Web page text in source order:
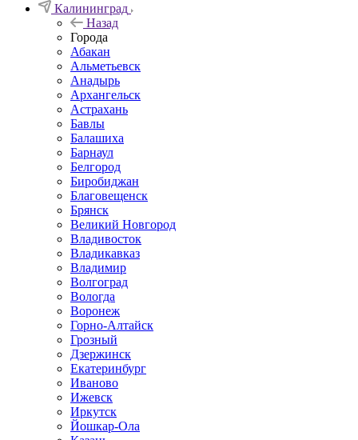
Калининград
Назад
Города
Абакан
Альметьевск
Анадырь
Архангельск
Астрахань
Бавлы
Балашиха
Барнаул
Белгород
Биробиджан
Благовещенск
Брянск
Великий Новгород
Владивосток
Владикавказ
Владимир
Волгоград
Вологда
Воронеж
Горно-Алтайск
Грозный
Дзержинск
Екатеринбург
Иваново
Ижевск
Иркутск
Йошкар-Ола